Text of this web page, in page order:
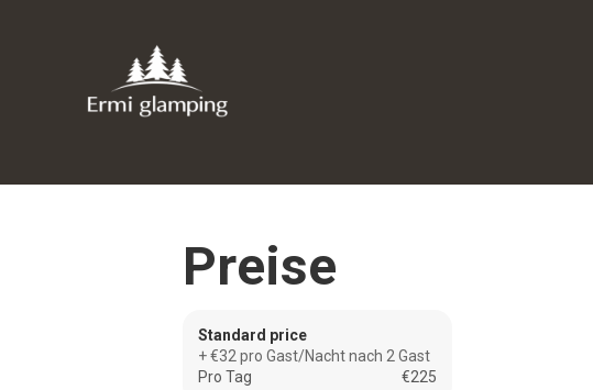
Preise
Standard price
+ €32 pro Gast/Nacht nach 2 Gast
Pro Tag
€225